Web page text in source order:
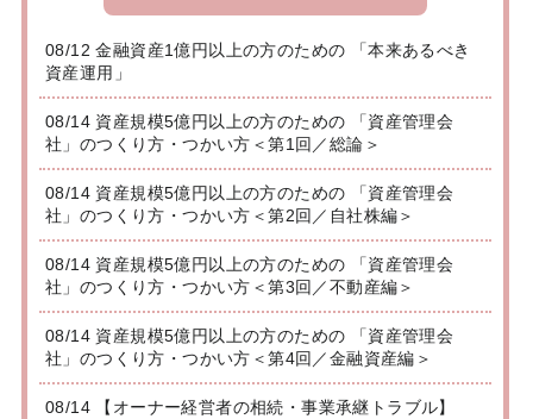
08/12 金融資産1億円以上の方のための 「本来あるべき
資産運用」
08/14 資産規模5億円以上の方のための 「資産管理会
社」のつくり方・つかい方＜第1回／総論＞
08/14 資産規模5億円以上の方のための 「資産管理会
社」のつくり方・つかい方＜第2回／自社株編＞
08/14 資産規模5億円以上の方のための 「資産管理会
社」のつくり方・つかい方＜第3回／不動産編＞
08/14 資産規模5億円以上の方のための 「資産管理会
社」のつくり方・つかい方＜第4回／金融資産編＞
08/14 【オーナー経営者の相続・事業承継トラブル】